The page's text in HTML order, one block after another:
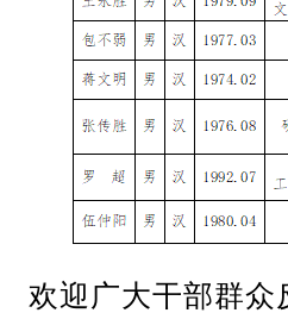
欢迎广大干部群众